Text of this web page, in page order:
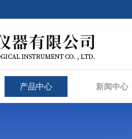
产品中心 新闻中心